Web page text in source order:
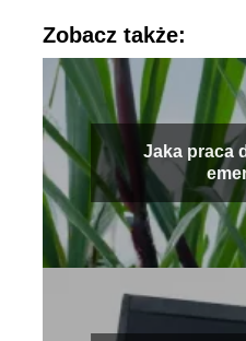
Zobacz także:
Jaka praca